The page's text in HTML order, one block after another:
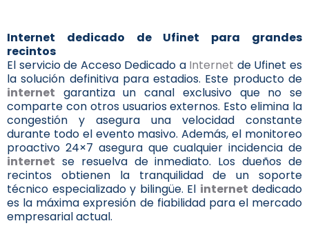
Internet dedicado de Ufinet para grandes
recintos
El servicio de Acceso Dedicado a Internet de Ufinet es
la solución definitiva para estadios. Este producto de
internet garantiza un canal exclusivo que no se
comparte con otros usuarios externos. Esto elimina la
congestión y asegura una velocidad constante
durante todo el evento masivo. Además, el monitoreo
proactivo 24×7 asegura que cualquier incidencia de
internet se resuelva de inmediato. Los dueños de
recintos obtienen la tranquilidad de un soporte
técnico especializado y bilingüe. El internet dedicado
es la máxima expresión de fiabilidad para el mercado
empresarial actual.